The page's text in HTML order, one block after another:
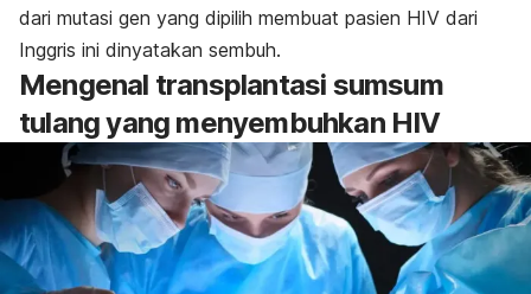
dari mutasi gen yang dipilih membuat pasien HIV dari
Inggris ini dinyatakan sembuh.
Mengenal transplantasi sumsum
tulang yang menyembuhkan HIV